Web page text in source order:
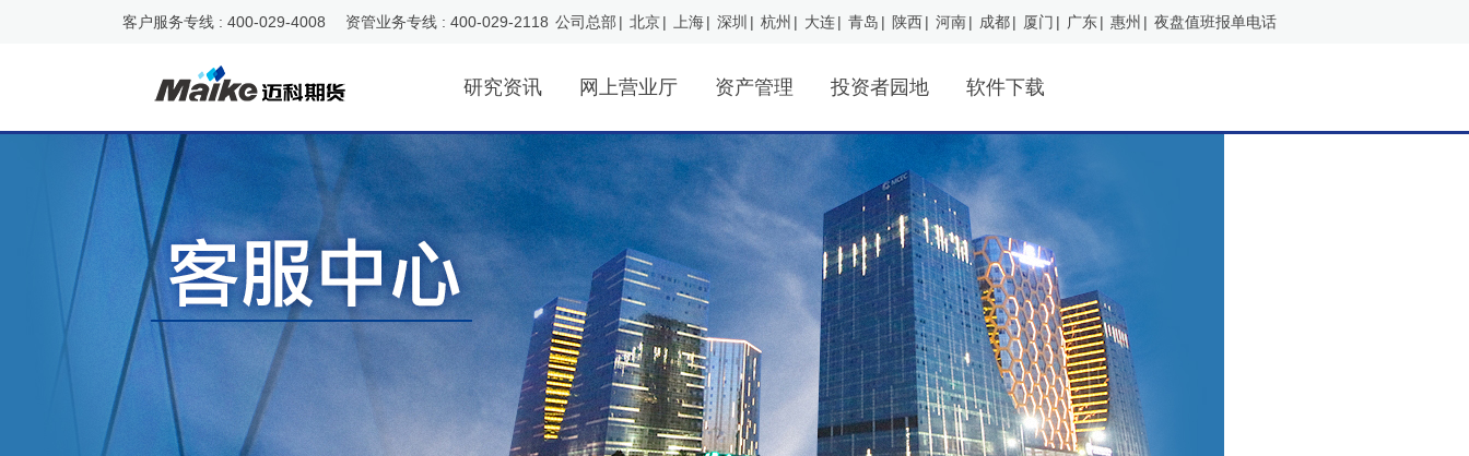
客户服务专线 : 400-029-4008 资管业务专线 : 400-029-2118 公司总部 | 北京| 上海| 深圳 | 杭州 | 大连| 青岛 | 陕西| 河南| 成都| 厦门 | 广东| 惠州 | 夜盘值班报单电话
研究资讯 网上营业厅 资产管理 投资者园地 软件下载